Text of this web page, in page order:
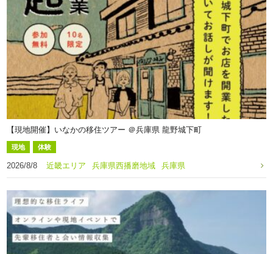
【現地開催】いなかの移住ツアー ＠兵庫県 龍野城下町
現地 体験
2026/8/8 近畿エリア 兵庫県西播磨地域 兵庫県